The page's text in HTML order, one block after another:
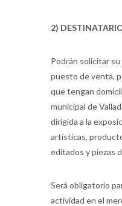
2)
Podrán solicitar
puesto de venta,
que tengan
municipal de
dirigida a la
artísticas,
editados y piezas
Será obligatorio
actividad en el